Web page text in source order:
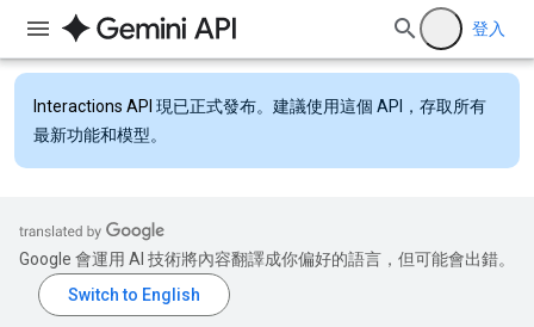
登入
Interactions API 現已正式發布。建議使用這個 API，存取所有
最新功能和模型。
Google 會運用 AI 技術將內容翻譯成你偏好的語言，但可能會出錯。